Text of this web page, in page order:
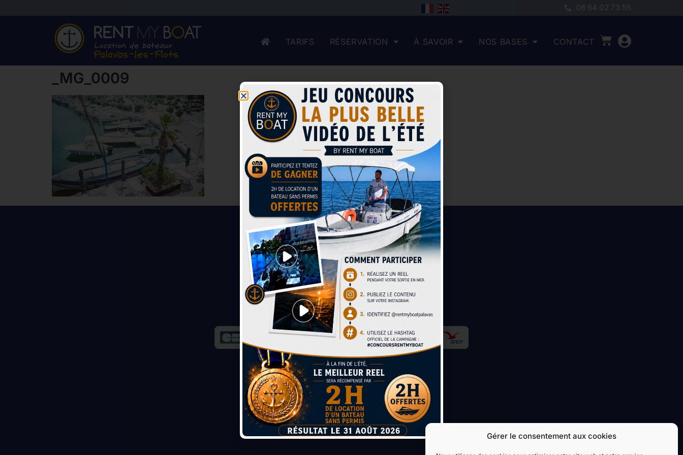
Gérer le consentement aux cookies
06 64 02 73 55
TARIFS RÉSERVATION À SAVOIR NOS BASES CONTACT
_MG_0009
Paiement sécurisé